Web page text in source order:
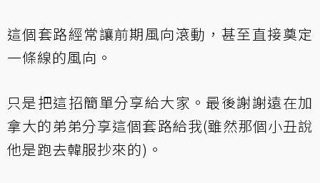
這個套路經常讓前期風向滾動，甚至直接奠定
一條線的風向。
只是把這招簡單分享給大家。最後謝謝遠在加
拿大的弟弟分享這個套路給我(雖然那個小丑說
他是跑去韓服抄來的)。